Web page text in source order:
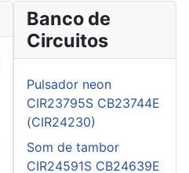
Banco de
Circuitos
Pulsador neon
CIR23795S CB23744E
(CIR24230)
Som de tambor
CIR24591S CB24639E